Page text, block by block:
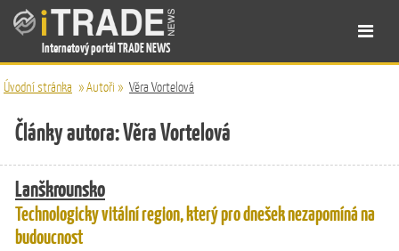
Internetový portál TRADE NEWS
Úvodní stránka »Autoři » Věra Vortelová
Články autora: Věra Vortelová
Lanškrounsko
Technologicky vitální region, který pro dnešek nezapomíná na
budoucnost